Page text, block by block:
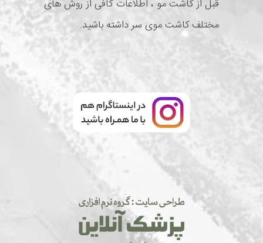
قبل از کاشت مو ، اطلاعات کافی از روش های
مختلف کاشت موی سر داشته باشید.